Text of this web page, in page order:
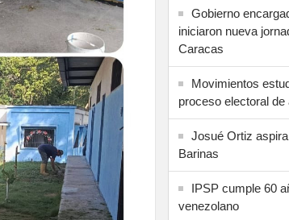
Gobierno
iniciaron nueva
Caracas
Movimientos
proceso electoral
Josué Ortiz
Barinas
IPSP cumple 60
venezolano